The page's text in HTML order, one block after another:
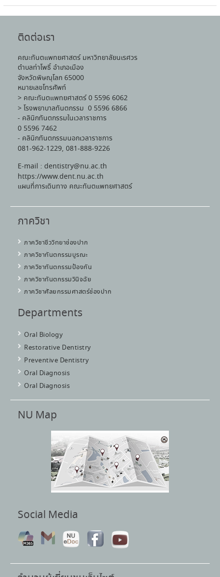
ติดต่อเรา
คณะทันตแพทยศาสตร์ มหาวิทยาลัยนเรศวร
ตำบลท่าโพธิ์ อำเภอเมือง
จังหวัดพิษณุโลก 65000
หมายเลขโทรศัพท์
> คณะทันตแพทยศาสตร์ 0 5596 6062
> โรงพยาบาลทันตกรรม 0 5596 6866
- คลินิกทันตกรรมในเวลาราชการ
0 5596 7462
- คลินิกทันตกรรมนอกเวลาราชการ
081-962-1229, 081-888-9226
E-mail : dentistry@nu.ac.th
https://www.dent.nu.ac.th
แผนที่การเดินทาง คณะทันตแพทยศาสตร์
ภาควิชา
ภาควิชาชีววิทยาช่องปาก
ภาควิชาทันตกรรมบูรณะ
ภาควิชาทันตกรรมป้องกัน
ภาควิชาทันตกรรมวินิจฉัย
ภาควิชาศัลยกรรมศาสตร์ช่องปาก
Departments
Oral Biology
Restorative Dentistry
Preventive Dentistry
Oral Diagnosis
Oral Diagnosis
NU Map
Social Media